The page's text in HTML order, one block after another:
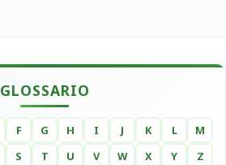
GLOSSARIO
F G H I J K L
M
S T U V W X Y Z